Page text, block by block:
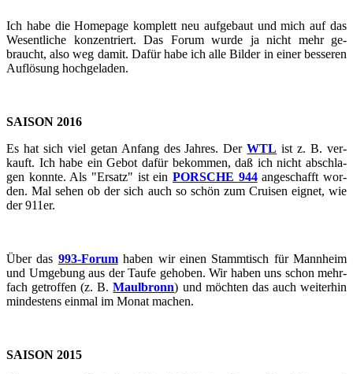
Ich habe die Home­page kom­plett neu auf­ge­baut und mich auf das
We­sent­li­che kon­zen­triert. Das Forum wurde ja nicht mehr ge­
braucht, also weg damit. Dafür habe ich alle Bil­der in einer bes­se­ren
Auf­lö­sung hoch­ge­la­den.
SAI­SON 2016
Es hat sich viel getan An­fang des Jah­res. DerWTL ist z. B. ver­
kauft. Ich habe ein Gebot dafür be­kom­men, daß ich nicht ab­schla­
gen konn­te. Als "Er­satz" ist ein POR­SCHE 944an­ge­schafft wor­
den. Mal sehen ob der sich auch so schön zum Crui­sen eig­net, wie
der 911er.
Über das 993-​​​​​​​​​​​​​​​​​​​​​​​​​​​​​​​​​​​​​​​​​​​​​​​​​​​​​​​​​​​​​​​​​​​​​​​​​​​​​​​​​​​​​​​​​​​​​​​​​​​​​​​Forumhaben wir einen Stamm­tisch für Mann­heim
und Um­ge­bung aus der Taufe ge­ho­ben. Wir haben uns schon mehr­
fach ge­trof­fen (z. B.Maul­bronn) und möch­ten das auch wei­ter­hin
min­des­tens ein­mal im Monat ma­chen.
SAI­SON 2015